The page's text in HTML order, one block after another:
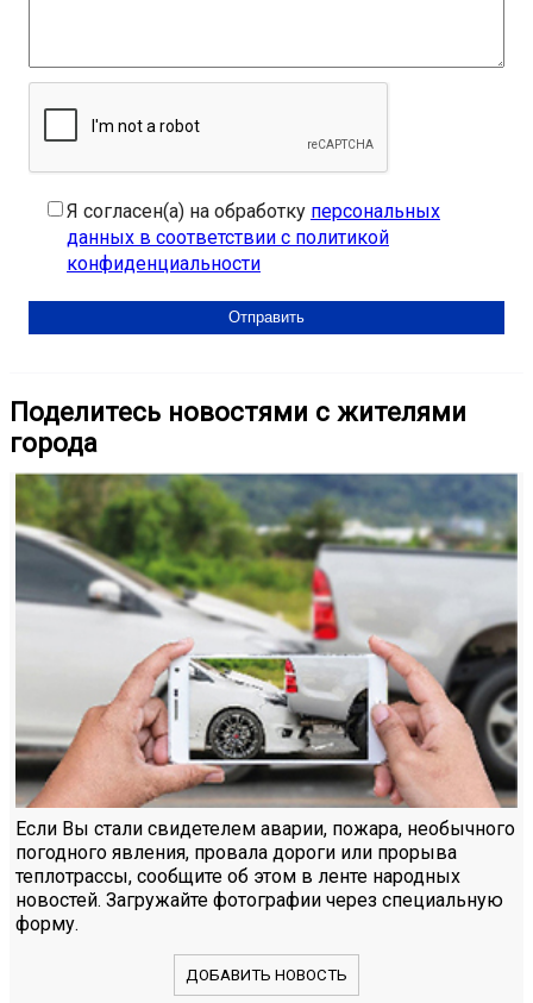
Я согласен(а) на обработку персональных
данных в соответствии с политикой
конфиденциальности
Поделитесь новостями с жителями
города
Если Вы стали свидетелем аварии, пожара, необычного
погодного явления, провала дороги или прорыва
теплотрассы, сообщите об этом в ленте народных
новостей. Загружайте фотографии через специальную
форму.
ДОБАВИТЬ НОВОСТЬ